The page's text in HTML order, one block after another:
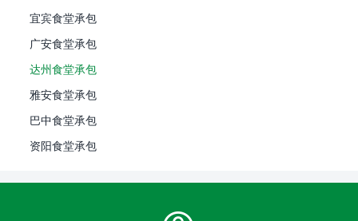
宜宾食堂承包
广安食堂承包
达州食堂承包
雅安食堂承包
巴中食堂承包
资阳食堂承包